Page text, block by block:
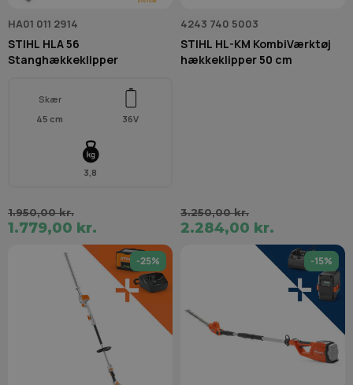
HA01 011 2914
STIHL HLA 56
Stanghækkeklipper
Skær
45 cm
36V
3,8
1.950,00 kr.
1.779,00 kr.
4243 740 5003
STIHL HL-KM KombiVærktøj
hækkeklipper 50 cm
3.250,00 kr.
2.284,00 kr.
-25% -15%